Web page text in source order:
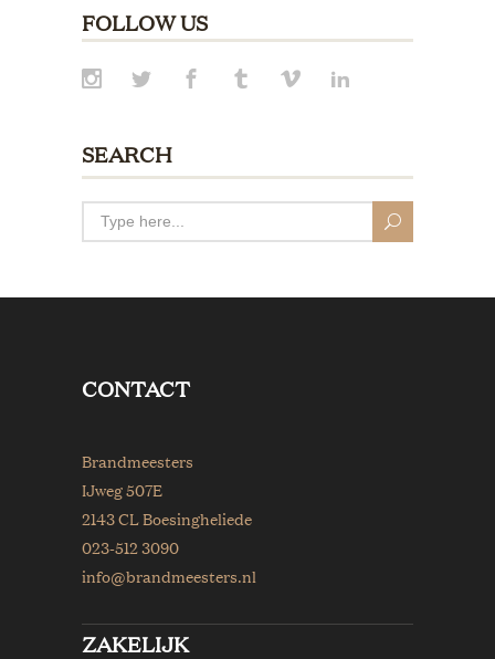
FOLLOW US
SEARCH
CONTACT
Brandmeesters
IJweg 507E
2143 CL Boesingheliede
023-512 3090
info@brandmeesters.nl
ZAKELIJK